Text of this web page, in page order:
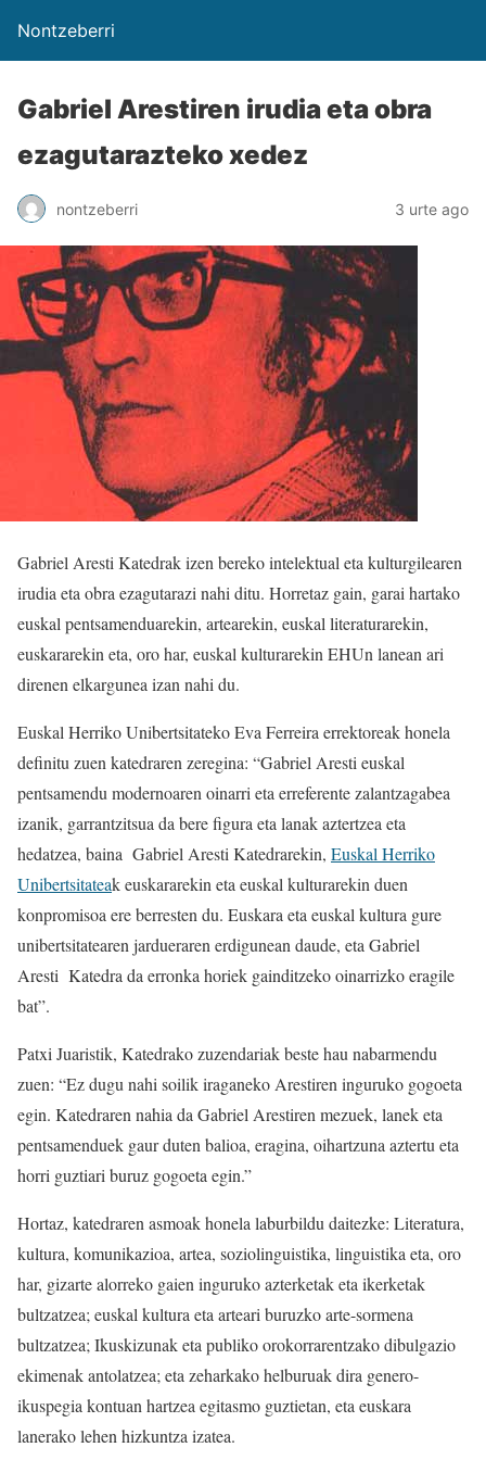
Nontzeberri
Gabriel Arestiren irudia eta obra
ezagutarazteko xedez
nontzeberri 3 urte ago
Gabriel Aresti Katedrak izen bereko intelektual eta kulturgilearen
irudia eta obra ezagutarazi nahi ditu. Horretaz gain, garai hartako
euskal pentsamenduarekin, artearekin, euskal literaturarekin,
euskararekin eta, oro har, euskal kulturarekin EHUn lanean ari
direnen elkargunea izan nahi du.
Euskal Herriko Unibertsitateko Eva Ferreira errektoreak honela
definitu zuen katedraren zeregina: “Gabriel Aresti euskal
pentsamendu modernoaren oinarri eta erreferente zalantzagabea
izanik, garrantzitsua da bere figura eta lanak aztertzea eta
hedatzea, baina Gabriel Aresti Katedrarekin, Euskal Herriko
Unibertsitateak euskararekin eta euskal kulturarekin duen
konpromisoa ere berresten du. Euskara eta euskal kultura gure
unibertsitatearen jardueraren erdigunean daude, eta Gabriel
Aresti Katedra da erronka horiek gainditzeko oinarrizko eragile
bat”.
Patxi Juaristik, Katedrako zuzendariak beste hau nabarmendu
zuen: “Ez dugu nahi soilik iraganeko Arestiren inguruko gogoeta
egin. Katedraren nahia da Gabriel Arestiren mezuek, lanek eta
pentsamenduek gaur duten balioa, eragina, oihartzuna aztertu eta
horri guztiari buruz gogoeta egin.”
Hortaz, katedraren asmoak honela laburbildu daitezke: Literatura,
kultura, komunikazioa, artea, soziolinguistika, linguistika eta, oro
har, gizarte alorreko gaien inguruko azterketak eta ikerketak
bultzatzea; euskal kultura eta arteari buruzko arte-sormena
bultzatzea; Ikuskizunak eta publiko orokorrarentzako dibulgazio
ekimenak antolatzea; eta zeharkako helburuak dira genero-
ikuspegia kontuan hartzea egitasmo guztietan, eta euskara
lanerako lehen hizkuntza izatea.